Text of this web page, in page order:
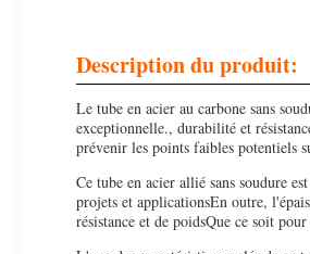
Description du produit:
Le tube en acier au carbone sans
exceptionnelle., durabilité et
prévenir les points faibles potentiels
Ce tube en acier allié sans soudure
projets et applicationsEn outre,
résistance et de poidsQue ce soit